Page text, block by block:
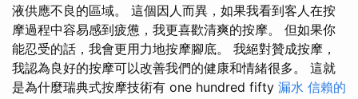
液供應不良的區域。 這個因人而異，如果我看到客人在按
摩過程中容易感到疲憊，我更喜歡清爽的按摩。 但如果你
能忍受的話，我會更用力地按摩腳底。 我絕對贊成按摩，
我認為良好的按摩可以改善我們的健康和情緒很多。 這就
是為什麼瑞典式按摩技術有 one hundred fifty 漏水 信賴的